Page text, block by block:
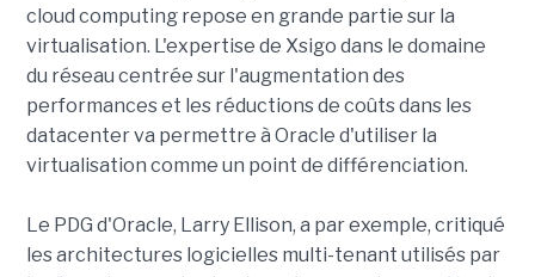
cloud computing repose en grande partie sur la
virtualisation. L'expertise de Xsigo dans le domaine
du réseau centrée sur l'augmentation des
performances et les réductions de coûts dans les
datacenter va permettre à Oracle d'utiliser la
virtualisation comme un point de différenciation.
Le PDG d'Oracle, Larry Ellison, a par exemple, critiqué
les architectures logicielles multi-tenant utilisés par